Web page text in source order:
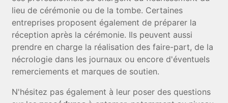
lieu de cérémonie ou de la tombe. Certaines
entreprises proposent également de préparer la
réception après la cérémonie. Ils peuvent aussi
prendre en charge la réalisation des faire-part, de la
nécrologie dans les journaux ou encore d'éventuels
remerciements et marques de soutien.
N'hésitez pas également à leur poser des questions